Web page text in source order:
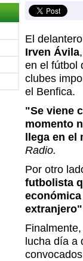
El delantero
Irven Ávila
en el fútbol
clubes
el Benfica.
"Se viene
momento
llega en
Radio.
Por otro
futbolista
extranjero"
lucha día a